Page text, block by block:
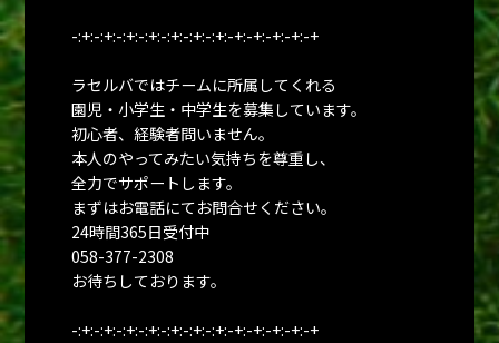
-:+:-:+:-:+:-:+:-:+:-:+:-:+:-+:-+:-+:-+:-+
ラセルバではチームに所属してくれる
園児・小学生・中学生を募集しています。
初心者、経験者問いません。
本人のやってみたい気持ちを尊重し、
全力でサポートします。
まずはお電話にてお問合せください。
24時間365日受付中
058-377-2308
お待ちしております。
-:+:-:+:-:+:-:+:-:+:-:+:-:+:-+:-+:-+:-+:-+